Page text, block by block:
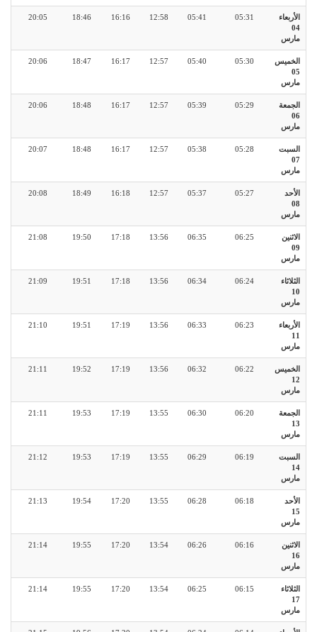
الأربعاء
04
مارس
05:31
05:41
12:58
16:16
18:46
20:05
الخميس
05
مارس
05:30
05:40
12:57
16:17
18:47
20:06
الجمعة
06
مارس
05:29
05:39
12:57
16:17
18:48
20:06
السبت
07
مارس
05:28
05:38
12:57
16:17
18:48
20:07
الأحد
08
مارس
05:27
05:37
12:57
16:18
18:49
20:08
الاثنين
09
مارس
06:25
06:35
13:56
17:18
19:50
21:08
الثلاثاء
10
مارس
06:24
06:34
13:56
17:18
19:51
21:09
الأربعاء
11
مارس
06:23
06:33
13:56
17:19
19:51
21:10
الخميس
12
مارس
06:22
06:32
13:56
17:19
19:52
21:11
الجمعة
13
مارس
06:20
06:30
13:55
17:19
19:53
21:11
السبت
14
مارس
06:19
06:29
13:55
17:19
19:53
21:12
الأحد
15
مارس
06:18
06:28
13:55
17:20
19:54
21:13
الاثنين
16
مارس
06:16
06:26
13:54
17:20
19:55
21:14
الثلاثاء
17
مارس
06:15
06:25
13:54
17:20
19:55
21:14